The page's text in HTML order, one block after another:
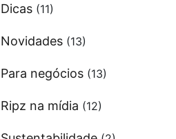
Dicas (11)
Novidades (13)
Para negócios (13)
Ripz na mídia (12)